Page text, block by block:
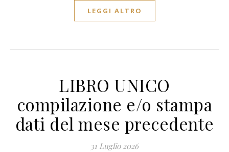
LEGGI ALTRO
LIBRO UNICO
compilazione e/o stampa
dati del mese precedente
31 Luglio 2026